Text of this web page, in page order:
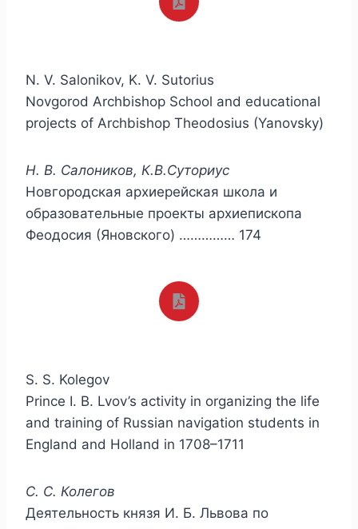
N. V. Salonikov, K. V. Sutorius
Novgorod Archbishop School and educational
projects of Archbishop Theodosius (Yanovsky)
Н. В. Салоников, К.В.Суториус
Новгородская архиерейская школа и
образовательные проекты архиепископа
Феодосия (Яновского) …………… 174
S. S. Kolegov
Prince I. B. Lvov’s activity in organizing the life
and training of Russian navigation students in
England and Holland in 1708–1711
С. С. Колегов
Деятельность князя И. Б. Львова по